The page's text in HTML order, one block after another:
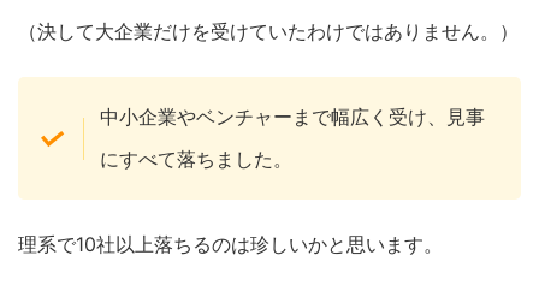
（決して大企業だけを受けていたわけではありません。）
中小企業やベンチャーまで幅広く受け、見事
にすべて落ちました。
理系で10社以上落ちるのは珍しいかと思います。